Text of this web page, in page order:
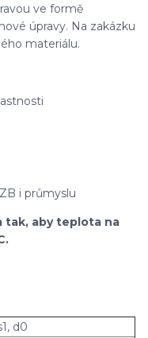
ve formě
úpravy. Na zakázku
materiálu.
i průmyslu
tak, aby teplota na
d0